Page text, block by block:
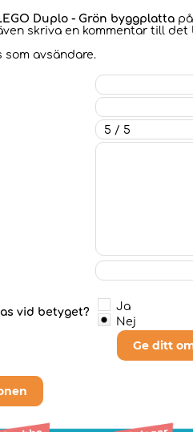
Duplo - Grön byggplatta
skriva en kommentar till det
som avsändare.
vid betyget?
Ja
Nej
Ge ditt